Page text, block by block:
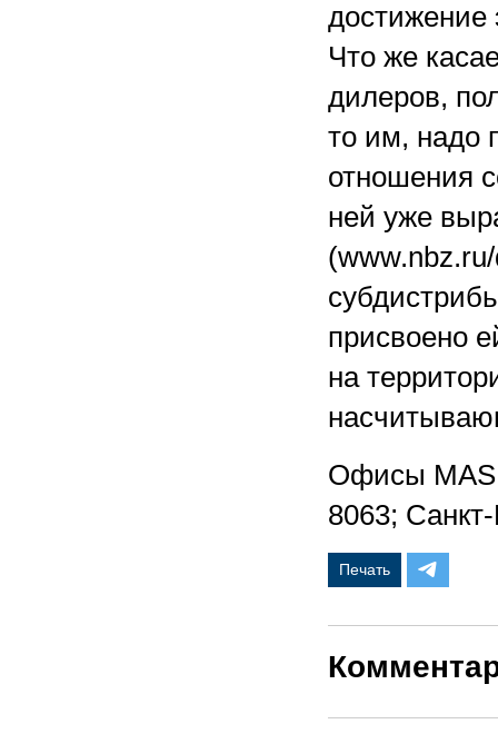
достижение
Что же
дилеров,
то им, надо
отношения
ней уже
присвоено
на
Офисы MAS
8063;
Печать